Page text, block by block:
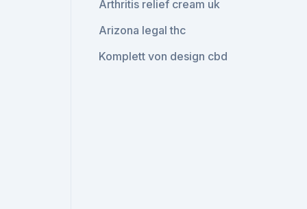
Arthritis relief cream uk
Arizona legal thc
Komplett von design cbd